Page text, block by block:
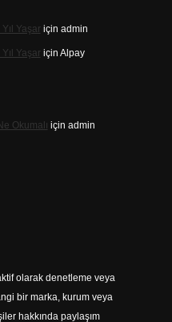
Yaşariçin admin
Yaşariçin Alpay
Okumalı için admin
olarak denetleme veya
bir marka, kurum veya
hakkında paylaşım